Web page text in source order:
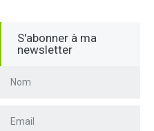
S'abonner à ma
newsletter